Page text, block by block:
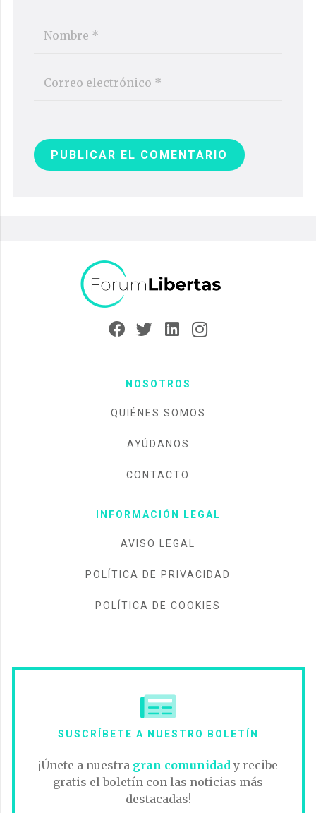
PUBLICAR EL COMENTARIO
NOSOTROS
QUIÉNES SOMOS
AYÚDANOS
CONTACTO
INFORMACIÓN LEGAL
AVISO LEGAL
POLÍTICA DE PRIVACIDAD
POLÍTICA DE COOKIES
SUSCRÍBETE A NUESTRO BOLETÍN
¡Únete a nuestra gran comunidady recibe
gratis el boletín con las noticias más
destacadas!